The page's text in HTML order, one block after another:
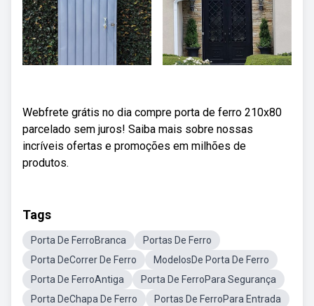
Webfrete grátis no dia compre porta de ferro 210x80
parcelado sem juros! Saiba mais sobre nossas
incríveis ofertas e promoções em milhões de
produtos.
Tags
Porta De FerroBranca
Portas De Ferro
Porta DeCorrer De Ferro
ModelosDe Porta De Ferro
Porta De FerroAntiga
Porta De FerroPara Segurança
Porta DeChapa De Ferro
Portas De FerroPara Entrada